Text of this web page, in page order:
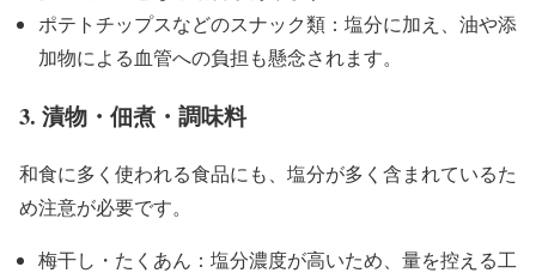
ポテトチップスなどのスナック類：塩分に加え、油や添
加物による血管への負担も懸念されます。
3. 漬物・佃煮・調味料
和食に多く使われる食品にも、塩分が多く含まれているた
め注意が必要です。
梅干し・たくあん：塩分濃度が高いため、量を控える工